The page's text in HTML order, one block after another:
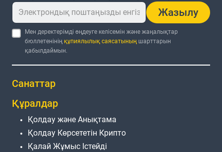
Жазылу
Мен деректерімді өңдеуге келісемін және жаңалықтар
бюллетенінің құпиялылық саясатының шарттарын
қабылдаймын.
Санаттар
Құралдар
Қолдау және Анықтама
Қолдау Көрсететін Крипто
Қалай Жұмыс Істейді